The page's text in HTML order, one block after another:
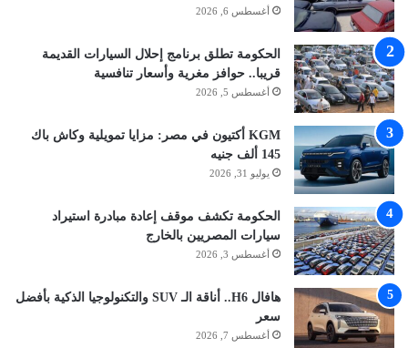
أغسطس 6, 2026
الحكومة تطلق برنامج إحلال السيارات القديمة
قريبا.. حوافز مغرية وأسعار تنافسية
أغسطس 5, 2026
KGM أكتيون في مصر: مزايا تمويلية وكاش باك
145 ألف جنيه
يوليو 31, 2026
الحكومة تكشف موقف إعادة مبادرة استيراد
سيارات المصريين بالخارج
أغسطس 3, 2026
هافال H6.. أناقة الـ SUV والتكنولوجيا الذكية بأفضل
سعر
أغسطس 7, 2026